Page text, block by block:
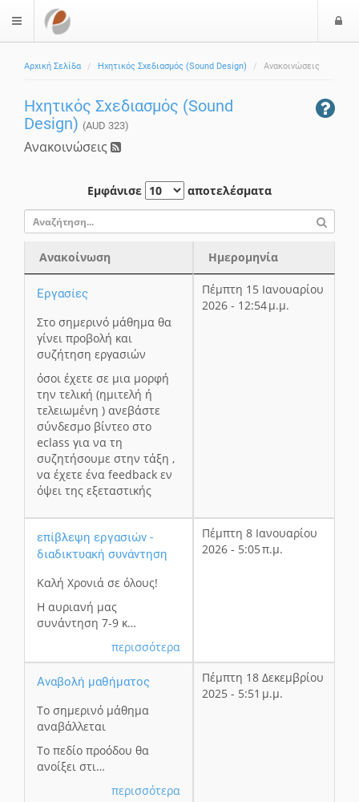
$langMenu
Αρχική Σελίδα Ηχητικός Σχεδιασμός (Sound Design) Ανακοινώσεις
Ηχητικός Σχεδιασμός (Sound
Design) (AUD 323)
Ανακοινώσεις
Εμφάνισε αποτελέσματα
Ανακοίνωση
Ημερομηνία
Ημερομηνία
Εργασίες
Στο σημερινό μάθημα θα
γίνει προβολή και
συζήτηση εργασιών
όσοι έχετε σε μια μορφή
την τελική (ημιτελή ή
τελειωμένη ) ανεβάστε
σύνδεσμο βίντεο στο
eclass για να τη
συζητήσουμε στην τάξη ,
να έχετε ένα feedback εν
όψει της εξεταστικής
Πέμπτη 15 Ιανουαρίου
2026 - 12:54 μ.μ.
επίβλεψη εργασιών -
διαδικτυακή συνάντηση
Καλή Χρονιά σε όλους!
Η αυριανή μας
συνάντηση 7-9 κ…
περισσότερα
Πέμπτη 8 Ιανουαρίου
2026 - 5:05 π.μ.
Αναβολή μαθήματος
Το σημερινό μάθημα
αναβάλλεται
Το πεδίο προόδου θα
ανοίξει στι…
περισσότερα
Πέμπτη 18 Δεκεμβρίου
2025 - 5:51 μ.μ.